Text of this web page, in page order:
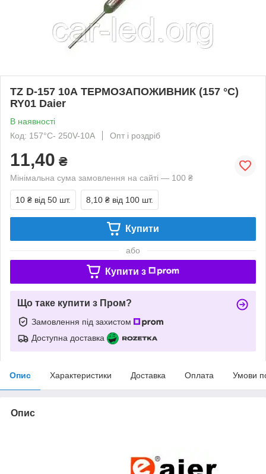
TZ D-157 10А ТЕРМОЗАПОЖИВНИК (157 °C)
RY01 Daier
В наявності
Код: 157°C- 250V-10A
Опт і роздріб
11,40 ₴
Мінімальна сума замовлення на сайті — 100 ₴
10 ₴ від 50 шт. 8,10 ₴ від 100 шт.
Купити
або
Купити з
Що таке купити з Пром?
Замовлення під захистом
Доступна доставка
Опис Характеристики Доставка Оплата Умови
Опис